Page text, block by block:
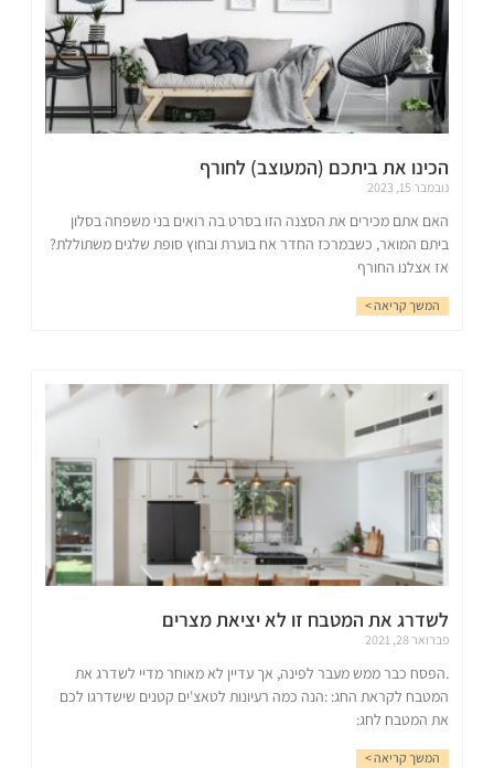
הכינו את ביתכם (המעוצב) לחורף
נובמבר 15, 2023
האם אתם מכירים את הסצנה הזו בסרט בה רואים בני משפחה בסלון
ביתם המואר, כשבמרכז החדר אח בוערת ובחוץ סופת שלגים משתוללת?
אז אצלנו החורף
המשך קריאה >
לשדרג את המטבח זו לא יציאת מצרים
פברואר 28, 2021
.הפסח כבר ממש מעבר לפינה, אך עדיין לא מאוחר מדיי לשדרג את
המטבח לקראת החג: :הנה כמה רעיונות לטאצ'ים קטנים שישדרגו לכם
את המטבח לחג:
המשך קריאה >